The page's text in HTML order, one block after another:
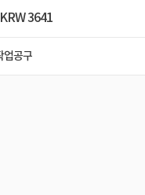
3641
업공구